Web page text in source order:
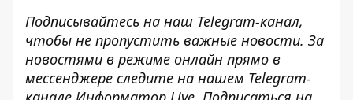
Подписывайтесь на наш Telegram-канал,
чтобы не пропустить важные новости. За
новостями в режиме онлайн прямо в
мессенджере следите на нашем Telegram-